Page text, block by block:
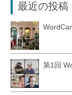
最近の投稿
第1回